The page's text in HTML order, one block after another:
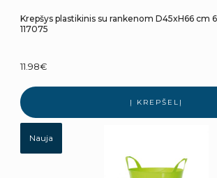
Krepšys plastikinis su rankenom D45xH66 cm
117075
11.98€
Į KREPŠELĮ
Nauja